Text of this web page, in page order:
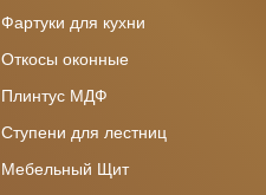
Фартуки для кухни
Откосы оконные
Плинтус МДФ
Ступени для лестниц
Мебельный Щит